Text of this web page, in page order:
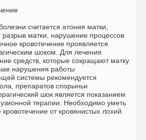
считается атония матки,
разрыв матки, нарушение процессов
кровотечение проявляется
шоком. Для лечения
средств, которые сокращают матку
нарушения работы
системы рекомендуется
препаратов спорыньи
шок является показанием
терапии. Необходимо уметь
от кровянистых лохий.